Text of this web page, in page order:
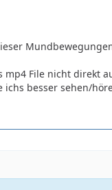
mp4 File nicht direkt
ichs besser sehen/